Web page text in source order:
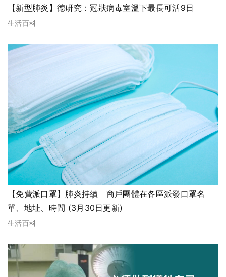
【新型肺炎】德研究：冠狀病毒室溫下最長可活9日
生活百科
【免費派口罩】肺炎持續 商戶團體在各區派發口罩名
單、地址、時間 (3月30日更新)
生活百科